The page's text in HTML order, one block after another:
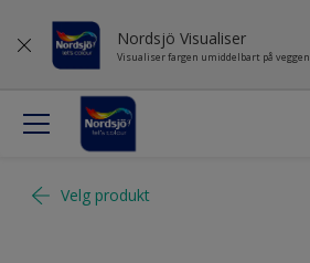
Nordsjö Visualiser
Visualiser fargen umiddelbart på veggen
Velg produkt